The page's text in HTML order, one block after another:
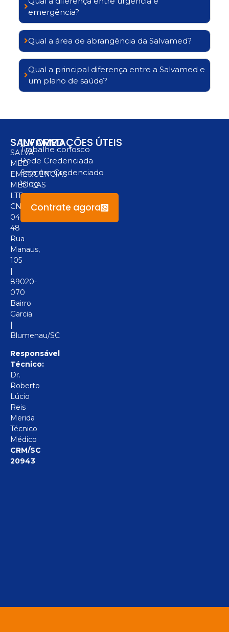
emergência?
Qual a área de abrangência da Salvamed?
Qual a principal diferença entre a Salvamed e
um plano de saúde?
SALVAMED
SALVA
MED
EMERGÊNCIAS
MÉDICAS
LTD
CNPJ:
04.094.517/0001-
48
Rua
Manaus,
105
|
89020-
070
Bairro
Garcia
|
Blumenau/SC
Responsável
Técnico:
Dr.
Roberto
Lúcio
Reis
Merida
Técnico
Médico
CRM/SC
20943
INFORMAÇÕES ÚTEIS
Trabalhe conosco
Rede Credenciada
Seja um Credenciado
Blog
Contrate agora